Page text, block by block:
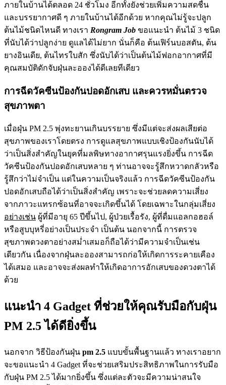
ภายในบ้านได้ตลอด 24 ชั่วโมง อีกทั้งยังช่วยเพิ่มความสดชื่น
และบรรยากาศดี ๆ ภายในบ้านได้อีกด้วย หากคุณไม่รู้จะปลูก
ต้นไม้ชนิดไหนดี ทางเรา Rongram Job ขอแนะนำ ต้นไม้ 3 ชนิด
ที่นับได้ว่าปลูกง่าย ดูแลได้ไม่ยาก นั่นก็คือ ต้นเฟิร์นบอสตัน, ต้น
ยางอินเดีย, ต้นไทรใบสัก ซึ่งนับได้ว่าเป็นต้นไม้ฟอกอากาศที่มี
คุณสมบัติดักจับฝุ่นละอองได้ดีเลยทีเดียว
การฉีดวัคซีนป้องกันปอดอักเสบ และควรหมั่นตรวจ
สุขภาพตา
เมื่อฝุ่น PM 2.5 พุ่งทะยานเกินบรรยาย ซึ่งมีแต่จะส่งผลเสียต่อ
สุขภาพของเราโดยตรง การดูแลสุขภาพแบบเชิงป้องกันนับได้
ว่าเป็นสิ่งสำคัญในยุคที่มลพิษทางอากาศรุนแรงยิ่งขึ้น การฉีด
วัคซีนป้องกันปอดอักเสบหลาย ๆ ท่านอาจจะรู้สึกหวาดกลัวหรือ
รู้สึกว่าไม่จำเป็น แต่ในความเป็นจริงแล้ว การฉีดวัคซีนป้องกัน
ปอดอักเสบถือได้ว่าเป็นสิ่งสำคัญ เพราะจะช่วยลดความเสี่ยง
จากภาวะแทรกซ้อนที่อาจจะเกิดขึ้นได้ โดยเฉพาะในกลุ่มเสี่ยง
อย่างเช่น ผู้ที่มีอายุ 65 ปีขึ้นไป, ผู้ป่วยเรื้อรัง, ผู้ที่ดื่มแอลกอฮอล์
หรือสูบบุหรี่อย่างเป็นประจำ เป็นต้น นอกจากนี้ การตรวจ
สุขภาพดวงตาอย่างสม่ำเสมอก็ถือได้ว่ามีความจำเป็นเช่น
เดียวกัน เนื่องจากฝุ่นละอองสามารถก่อให้เกิดการระคายเคือง
ได้เสมอ และอาจจะส่งผลทำให้เกิดอาการอักเสบของดวงตาได้
ด้วย
แนะนำ 4 Gadget ที่ช่วยให้คุณรับมือกับฝุ่น
PM 2.5 ได้ดียิ่งขึ้น
นอกจาก วิธีป้องกันฝุ่น pm 2.5 แบบขั้นพื้นฐานแล้ว ทางเราอยาก
จะขอแนะนำ 4 Gadget ที่จะช่วยเสริมประสิทธิภาพในการรับมือ
กับฝุ่น PM 2.5 ได้มากยิ่งขึ้น ซึ่งแต่ละตัวจะมีความน่าสนใจ